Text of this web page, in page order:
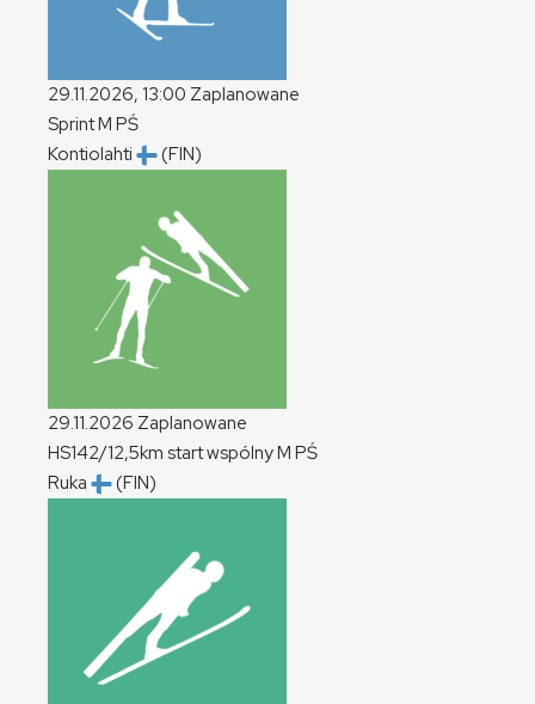
29.11.2026, 13:00 Zaplanowane
SprintM PŚ
Kontiolahti
(FIN)
29.11.2026 Zaplanowane
HS142/12,5km start wspólnyM PŚ
Ruka
(FIN)